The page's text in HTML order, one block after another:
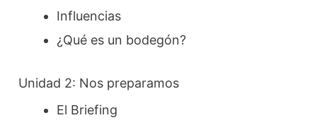
Influencias
¿Qué es un bodegón?
Unidad 2: Nos preparamos
El Briefing